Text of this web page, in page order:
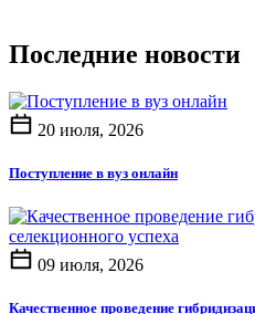
Последние новости
20 июля, 2026
Поступление в вуз онлайн
09 июля, 2026
Качественное проведение